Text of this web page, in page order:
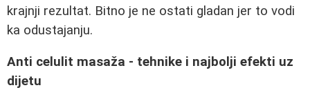
krajnji rezultat. Bitno je ne ostati gladan jer to vodi
ka odustajanju.
Anti celulit masaža - tehnike i najbolji efekti uz
dijetu